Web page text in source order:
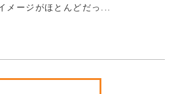
メージがほとんどだっ...